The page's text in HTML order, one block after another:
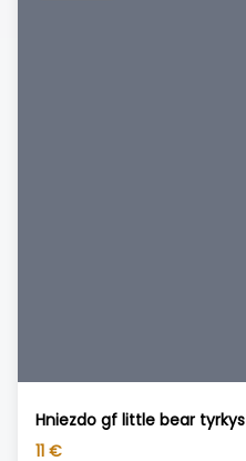
Hniezdo gf little bear tyrkys
11 €